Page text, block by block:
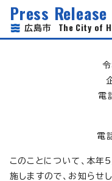
Press Release
広島市 The City of
電
電
このことについて、本年
施しますので、お知らせし